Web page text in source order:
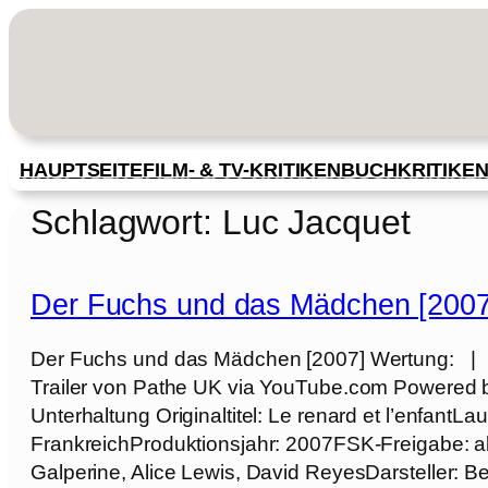
Zum
HAUPTSEITEFILM- & TV-KRITIKENBUCHKRITIKEN
Schlagwort: Luc Jacquet
Der Fuchs und das Mädchen
Der Fuchs und das Mädchen [2007] Wertung:
Trailer von Pathe UK via YouTube.com
Unterhaltung Originaltitel: Le renard et
FrankreichProduktionsjahr: 2007FSK-Freigabe:
Galperine, Alice Lewis, David ReyesDarsteller: